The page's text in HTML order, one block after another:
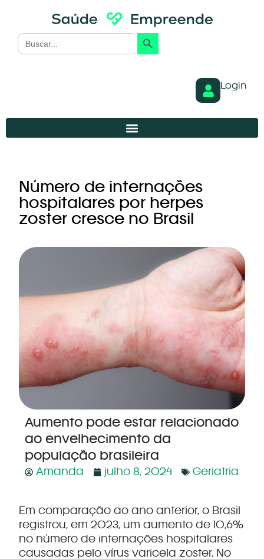
Search
for:
Search Button
Login
Número de internações
hospitalares por herpes
zoster cresce no Brasil
Aumento pode estar relacionado
ao envelhecimento da
população brasileira
Amanda julho 8, 2024 Geriatria
Em comparação ao ano anterior, o Brasil
registrou, em 2023, um aumento de 10,6%
no número de internações hospitalares
causadas pelo vírus varicela zoster. No